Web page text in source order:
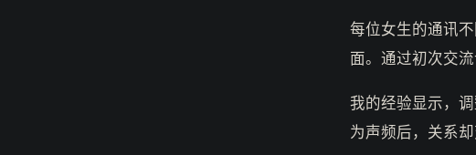
每位女生的通讯
面。通过初次交
我的经验显示，
为声频后，关系却